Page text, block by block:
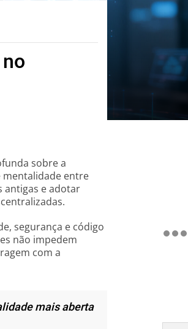
sobre a
mentalidade entre
antigas e adotar
segurança e código
não impedem
com a
mais aberta